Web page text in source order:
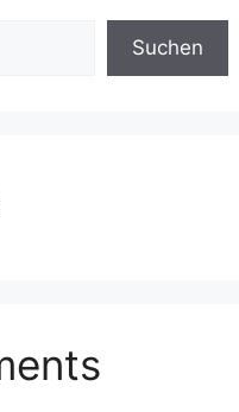
Suchen